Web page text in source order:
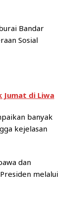
Bandar
Sosial
Jumat di Liwa
banyak
kejelasan
dan
melalui